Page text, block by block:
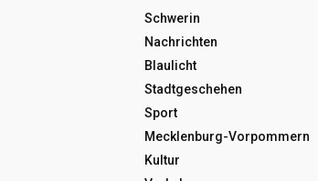
Schwerin
Nachrichten
Blaulicht
Stadtgeschehen
Sport
Mecklenburg-Vorpommern
Kultur